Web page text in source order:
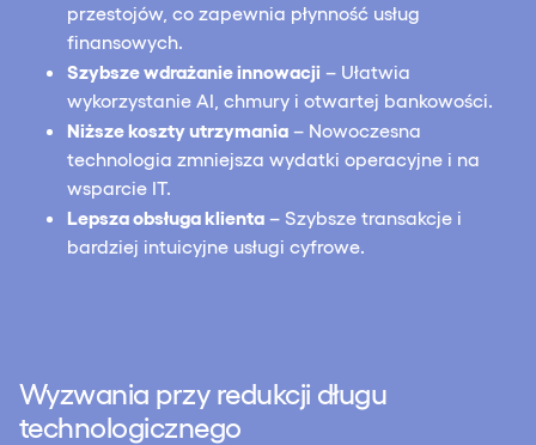
przestojów, co zapewnia płynność usług
finansowych.
Szybsze wdrażanie innowacji – Ułatwia
wykorzystanie AI, chmury i otwartej bankowości.
Niższe koszty utrzymania – Nowoczesna
technologia zmniejsza wydatki operacyjne i na
wsparcie IT.
Lepsza obsługa klienta – Szybsze transakcje i
bardziej intuicyjne usługi cyfrowe.
Wyzwania przy redukcji długu
technologicznego